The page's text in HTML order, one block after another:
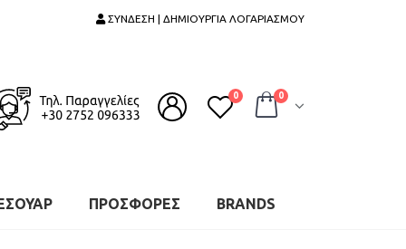
ΣΥΝΔΕΣΗ | ΔΗΜΙΟΥΡΓΙΑ ΛΟΓΑΡΙΑΣΜΟΥ
0 0
ΠΡΟΣΦΟΡΕΣ BRANDS